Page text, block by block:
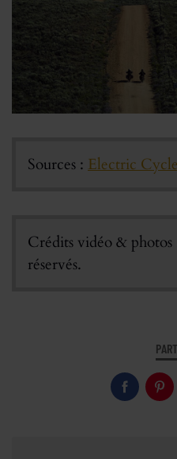
Sources : Electric
Crédits vidéo &
réservés.